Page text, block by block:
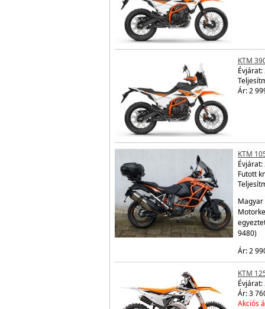
KTM
Évjárat:
Ár: 2
KTM
Évjárat:
Futott
9480)
Ár: 2
KTM
Évjárat:
Ár: 3
Akciós